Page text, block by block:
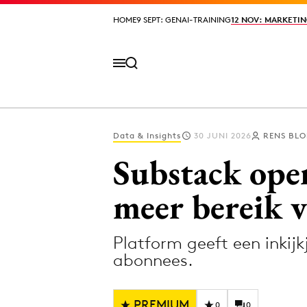
HOME9 SEPT: GENAI-TRAINING12 NOV:
HOME9 SEPT: GENAI-TRAINING12 NOV:
Design
Diversiteit
Data & Insights 30 JUNI 2026 RENS
Substack
meer bereik
Platform geeft een
abonnees.
0 0